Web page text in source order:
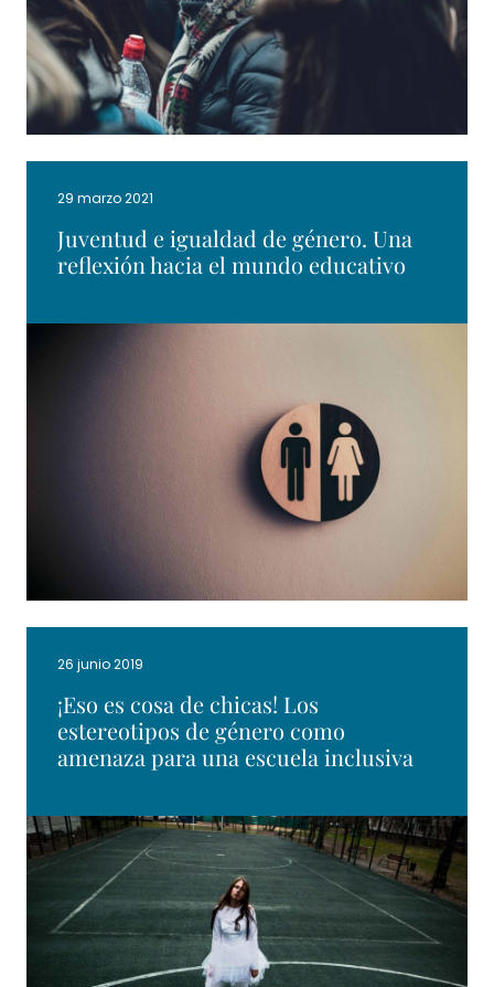
29 marzo 2021
Juventud e igualdad de género. Una
reflexión hacia el mundo educativo
26 junio 2019
¡Eso es cosa de chicas! Los
estereotipos de género como
amenaza para una escuela inclusiva